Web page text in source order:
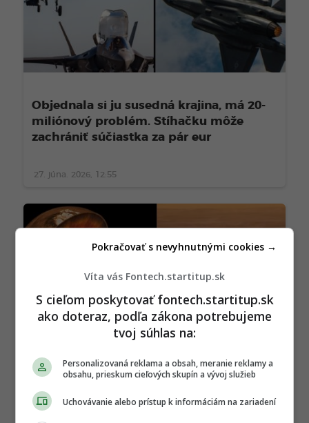
Objednala si ju susedná krajina, má 20-
miliónový problém. Stíhačku môže
zachrániť súčiastka za pár eur
27. júna. 2026, 12:55
Desivé zvuky z útrob Marsu odhaľujú
jeho vnútro, skrýva prastarý systém
Víta vás Fontech.startitup.sk
S cieľom poskytovať fontech.startitup.sk
ako doteraz, podľa zákona potrebujeme
tvoj súhlas na:
Personalizovaná reklama a obsah, meranie reklamy a
obsahu, prieskum cieľových skupín a vývoj služieb
Uchovávanie alebo prístup k informáciám na zariadení
Pokračovať s nevyhnutnými cookies →